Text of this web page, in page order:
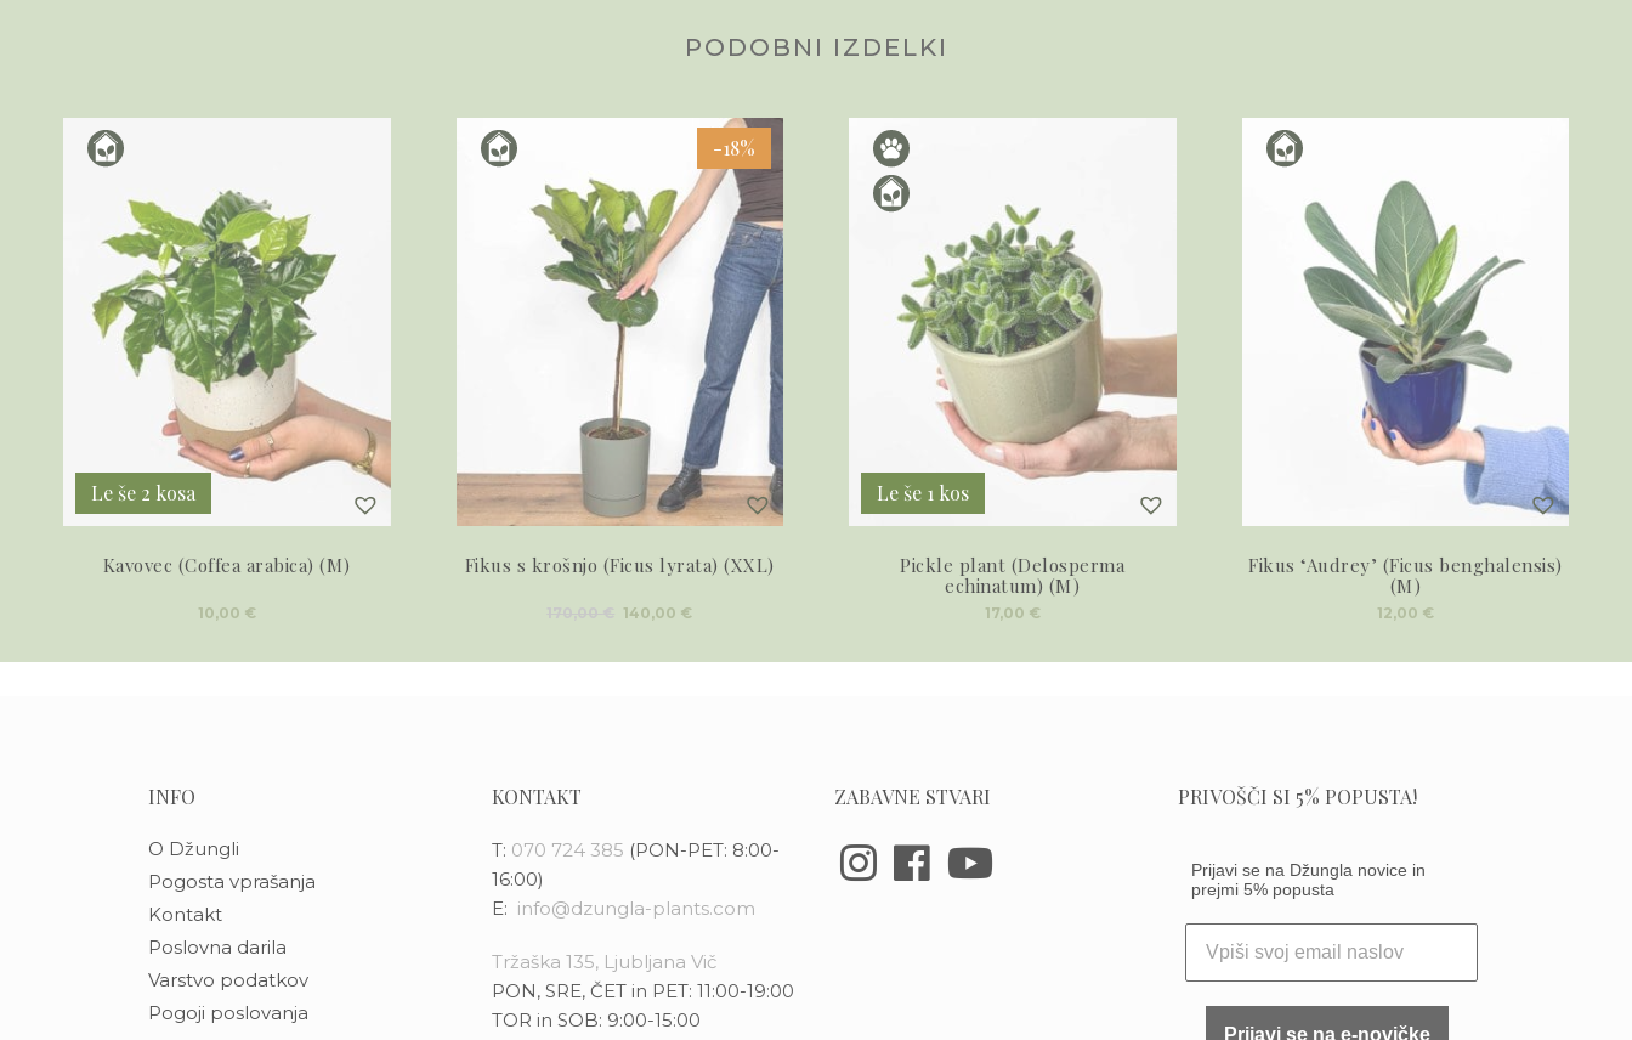
PODOBNI IZDELKI
Le še 2 kosa
Kavovec (Coffea arabica) (M)
10,00 €
-18%
Fikus s krošnjo (Ficus lyrata) (XXL)
Izvirna
cena
140,00 €Trenutna
Le še 1 kos
Pickle plant (Delosperma
echinatum) (M)
17,00 €
Fikus ‘Audrey’ (Ficus benghalensis)
(M)
12,00 €
INFO
O Džungli
Pogosta vprašanja
Kontakt
Poslovna darila
Varstvo podatkov
Pogoji poslovanja
KONTAKT
T: 070 724 385 (PON-PET: 8:00-
16:00)
E: info@dzungla-plants.com
Tržaška 135, Ljubljana Vič
PON, SRE, ČET in PET: 11:00-19:00
TOR in SOB: 9:00-15:00
ZABAVNE STVARI PRIVOŠČI SI 5% POPUSTA!
Prijavi se na Džungla novice in
prejmi 5% popusta
Prijavi se na e-novičke